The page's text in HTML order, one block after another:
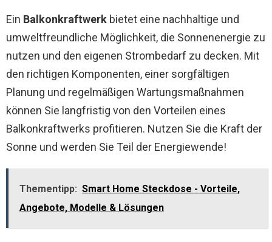
Ein Balkonkraftwerk bietet eine nachhaltige und
umweltfreundliche Möglichkeit, die Sonnenenergie zu
nutzen und den eigenen Strombedarf zu decken. Mit
den richtigen Komponenten, einer sorgfältigen
Planung und regelmäßigen Wartungsmaßnahmen
können Sie langfristig von den Vorteilen eines
Balkonkraftwerks profitieren. Nutzen Sie die Kraft der
Sonne und werden Sie Teil der Energiewende!
Thementipp: Smart Home Steckdose - Vorteile,
Angebote, Modelle & Lösungen